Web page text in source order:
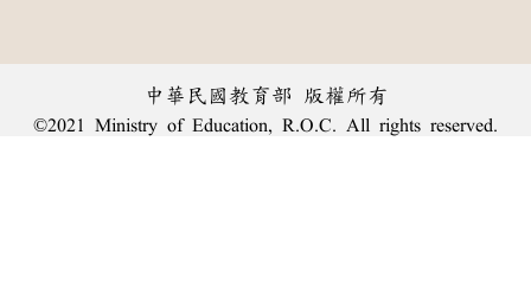
中華民國教育部 版權所有
©2021 Ministry of Education, R.O.C. All rights reserved.